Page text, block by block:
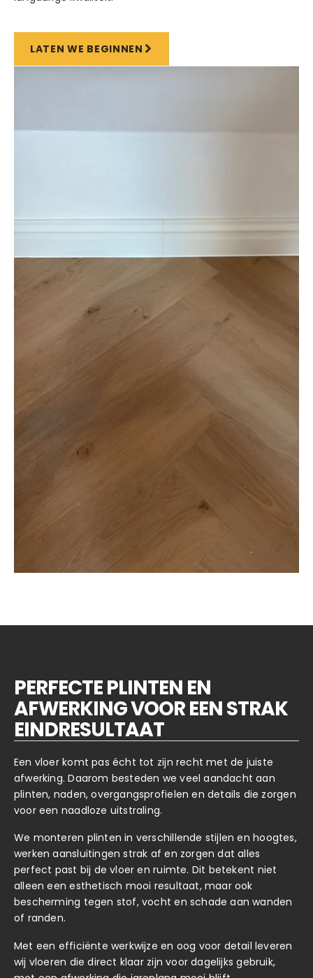
LATEN WE BEGINNEN
PERFECTE PLINTEN EN
AFWERKING VOOR EEN STRAK
EINDRESULTAAT
Een vloer komt pas écht tot zijn recht met de juiste
afwerking. Daarom besteden we veel aandacht aan
plinten, naden, overgangsprofielen en details die zorgen
voor een naadloze uitstraling.
We monteren plinten in verschillende stijlen en hoogtes,
werken aansluitingen strak af en zorgen dat alles
perfect past bij de vloer en ruimte. Dit betekent niet
alleen een esthetisch mooi resultaat, maar ook
bescherming tegen stof, vocht en schade aan wanden
of randen.
Met een efficiënte werkwijze en oog voor detail leveren
wij vloeren die direct klaar zijn voor dagelijks gebruik,